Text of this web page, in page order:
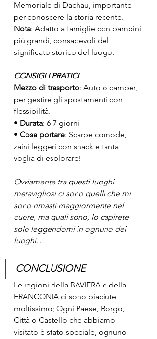
Memoriale di Dachau, importante
per conoscere la storia recente.
Nota: Adatto a famiglie con bambini
più grandi, consapevoli del
significato storico del luogo.
CONSIGLI PRATICI
Mezzo di trasporto: Auto o camper,
per gestire gli spostamenti con
flessibilità.
• Durata: 6-7 giorni
• Cosa portare: Scarpe comode,
zaini leggeri con snack e tanta
voglia di esplorare!
Ovviamente tra questi luoghi
meravigliosi ci sono quelli che mi
sono rimasti maggiormente nel
cuore, ma quali sono, lo capirete
solo leggendomi in ognuno dei
luoghi…
CONCLUSIONE
Le regioni della BAVIERA e della
FRANCONIA ci sono piaciute
moltissimo; Ogni Paese, Borgo,
Città o Castello che abbiamo
visitato è stato speciale, ognuno